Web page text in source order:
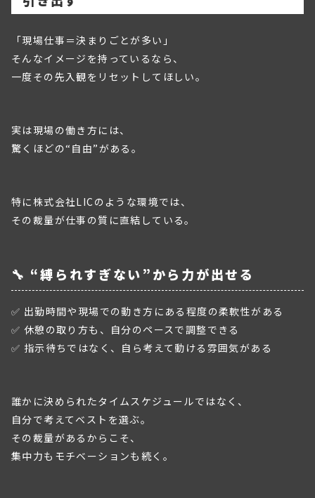
「現場仕事＝決まりごとが多い」
そんなイメージを持っているなら、
一度その先入観をリセットしてほしい。
実は現場の働き方には、
驚くほどの“自由”がある。
特に株式会社LICのような環境では、
その裁量が仕事の質に直結している。
🔧 “縛られすぎない”から力が出せる
✅ 出勤時間や現場での動き方にある程度の柔軟性がある
✅ 休憩の取り方も、自分のペースで調整できる
✅ 指示待ちではなく、自ら考えて動ける雰囲気がある
誰かに決められたタイムスケジュールではなく、
自分で考えてベストを選ぶ。
その裁量があるからこそ、
集中力もモチベーションも続く。